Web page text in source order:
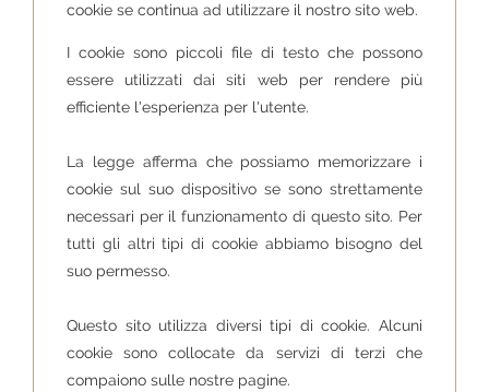
cookie se continua ad utilizzare il nostro sito web.
I cookie sono piccoli file di testo che possono
essere utilizzati dai siti web per rendere più
efficiente l'esperienza per l'utente.
La legge afferma che possiamo memorizzare i
cookie sul suo dispositivo se sono strettamente
necessari per il funzionamento di questo sito. Per
tutti gli altri tipi di cookie abbiamo bisogno del
suo permesso.
Questo sito utilizza diversi tipi di cookie. Alcuni
cookie sono collocate da servizi di terzi che
compaiono sulle nostre pagine.